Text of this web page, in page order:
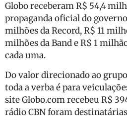
Globo receberam R$ 54,4
propaganda oficial do
milhões da Record, R$ 11
milhões da Band e R$ 1
cada uma.
Do valor direcionado ao
toda a verba é para
site Globo.com recebeu R$
rádio CBN foram